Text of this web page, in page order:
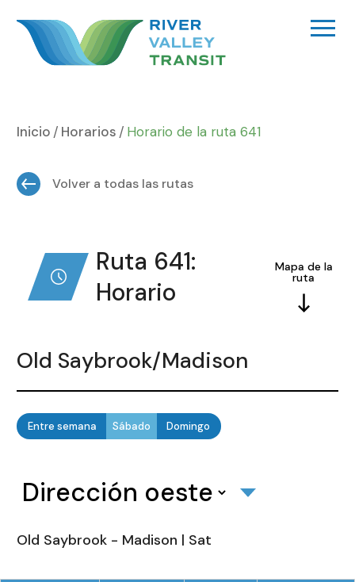
contenido
Inicio Horarios Horario de la ruta 641
Volver a todas las rutas
Ruta 641:
Horario
Mapa de la
ruta
Old Saybrook/Madison
Entre semana Sábado Domingo
Old Saybrook - Madison | Sat